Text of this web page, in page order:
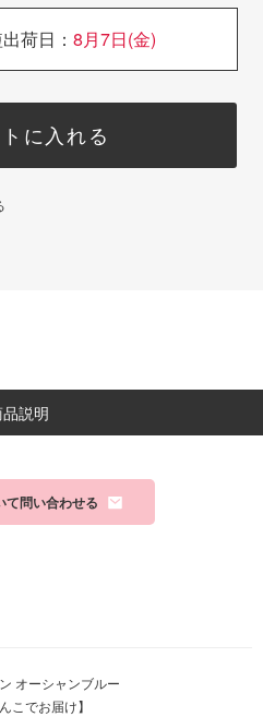
荷日： 8月7日(金)
に入れる
説明
て問い合わせる
オーシャンブルー
こでお届け】